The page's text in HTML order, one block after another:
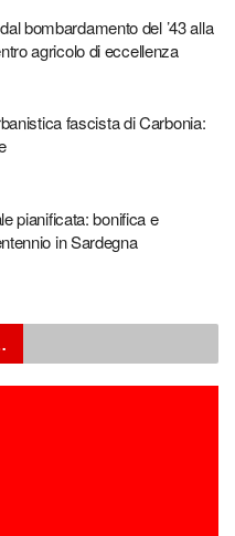
bombardamento del ’43 alla
agricolo di eccellenza
fascista di Carbonia:
pianificata: bonifica e
in Sardegna